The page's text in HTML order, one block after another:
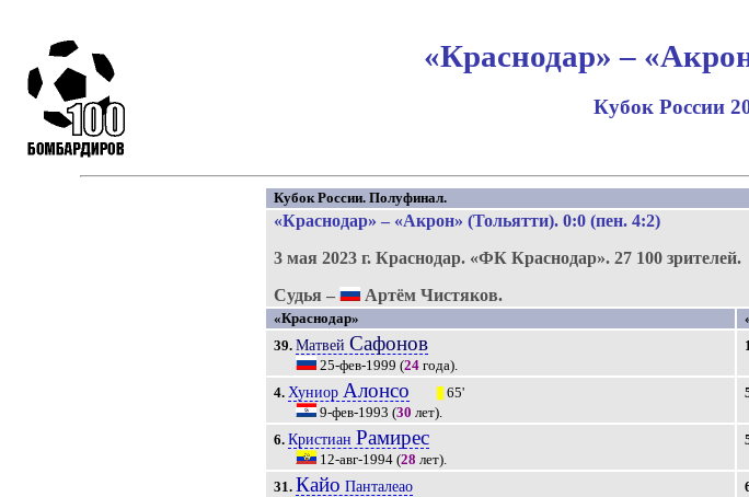
«Краснодар» –
Кубок России
Кубок России. Полуфинал.
«Краснодар» – «Акрон» (Тольятти). 0:0 (пен. 4:2)
3 мая 2023 г. Краснодар. «ФК Краснодар».27 100 зрителей.
Судья –
Артём Чистяков.
«Краснодар»
39.МатвейСафонов
25-фев-1999 (24 года).
4.Хуниор Алонсо
65'
9-фев-1993 (30 лет).
6.Кристиан Рамирес
12-авг-1994 (28 лет).
31.Кайо Панталеао